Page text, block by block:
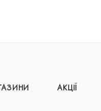
АКЦІЇ